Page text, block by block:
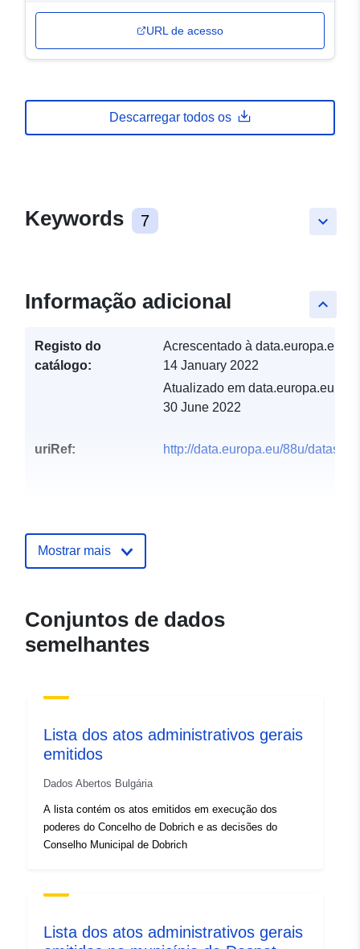
URL de acesso
Descarregar todos os
keyboard_arrow_down
Keywords 7
keyboard_arrow_up
Informação adicional
Registo do
catálogo:
Acrescentado à data.europa.eu:
14 January 2022
Atualizado em data.europa.eu:
30 June 2022
uriRef: http://data.europa.eu/88u/dataset/
Mostrar mais
Conjuntos de dados
semelhantes
Lista dos atos administrativos gerais
emitidos
Dados Abertos Bulgária
A lista contém os atos emitidos em execução dos
poderes do Concelho de Dobrich e as decisões do
Conselho Municipal de Dobrich
Lista dos atos administrativos gerais